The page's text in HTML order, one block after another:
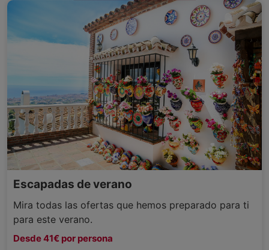
Escapadas de verano
Mira todas las ofertas que hemos preparado para ti
para este verano.
Desde 41€ por persona